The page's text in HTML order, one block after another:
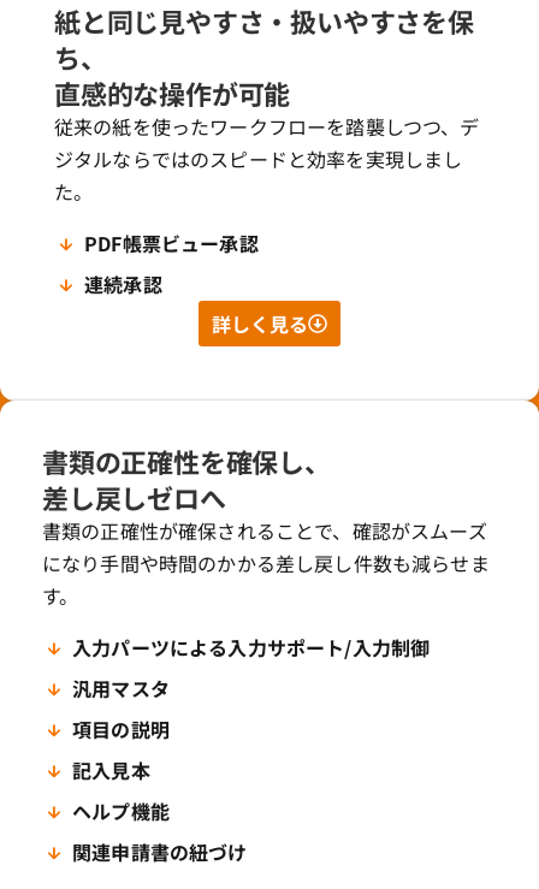
紙と同じ見やすさ・扱いやすさを保
ち、
直感的な操作が可能
従来の紙を使ったワークフローを踏襲しつつ、デ
ジタルならではのスピードと効率を実現しまし
た。
PDF帳票ビュー承認
連続承認
詳しく見る
書類の正確性を確保し、
差し戻しゼロへ
書類の正確性が確保されることで、確認がスムーズ
になり手間や時間のかかる差し戻し件数も減らせま
す。
入力パーツによる入力サポート/入力制御
汎用マスタ
項目の説明
記入見本
ヘルプ機能
関連申請書の紐づけ